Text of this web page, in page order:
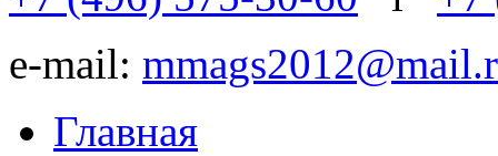
e-mail:
Главная